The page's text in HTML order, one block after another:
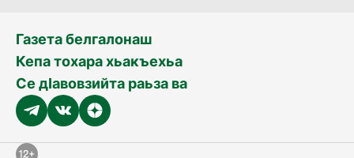
Газета белгалонаш
Кепа тохара хьакъехьа
Се дӀавовзийта раьза ва